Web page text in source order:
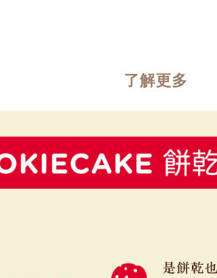
了解更多